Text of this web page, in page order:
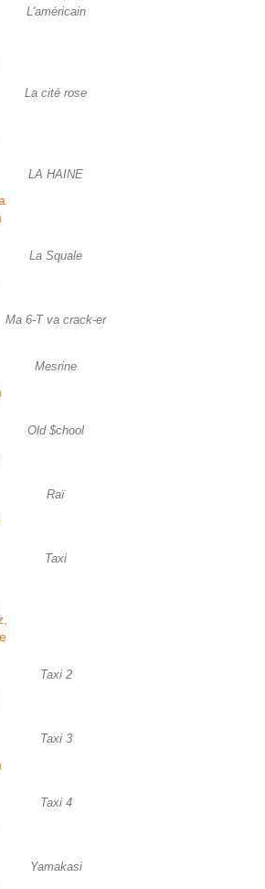
L'américain
La cité rose
LA HAINE
La Squale
Ma 6-T va crack-er
Mesrine
Old $chool
Raï
Taxi
Taxi 2
Taxi 3
Taxi 4
Yamakasi